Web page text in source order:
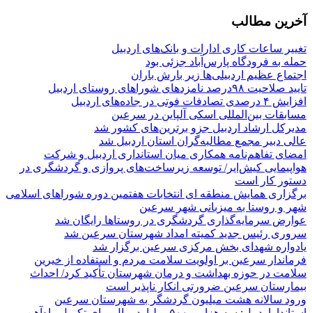
آخرین مطالب
تغییر ساعات کاری ادارات و بانک‌های اردبیل
حمله به فرودگاه پارس‌‌آباد جزئی بود
اجتماع عظیم اردبیلی‌ها زیر بارش باران
تایید صلاحیت ۹۸درصد نامزدهای شوراهای روستای اردبیل
افزایش ۴ درصدی تصادفات فوتی در جاده‌های اردبیل
مسابقات بین‌المللی اسکی آلپاین در سرعین
مدیرکل ارشاد اردبیل جزو برترین‌های کشور شد
عالی دبیر مجمع مطالبه‌گران استان اردبیل شد
امضای تفاهم‌نامه همکاری میان استانداری اردبیل و شرکت
هواپیمایی کیش‌ایر/ توسعه زیرساخت‌های پروازی و گردشگری در
دستور کار است
برگزاری همایش منطقه ای انتخابات هفتمین دوره شوراهای اسلامی
شهر و روستا به میزبانی شهر سرعین
عوارض سرمایه‌گذاری گردشگری در روستاها رایگان شد
سروری رئیس جدید کمیته امداد شهرستان سرعین شد
یادواره شهدای بخش مرکزی سرعین برگزار شد
فرماندار سرعین بر اولویت سلامت مردم و استفاده از خیرین
سلامت در حوزه بهداشت و درمان شهرستان تأکید کرد/ احداث
بیمارستان سرعین ضرورتی انکار ناپذیر است
ورود سالانه هشت میلیون گردشگر به شهرستان سرعین